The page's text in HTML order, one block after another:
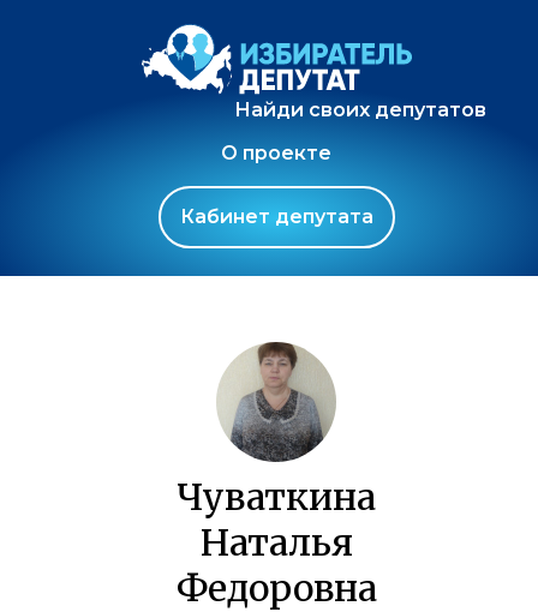
Найди своих депутатов
О проекте
Кабинет депутата
Чуваткина
Наталья
Федоровна